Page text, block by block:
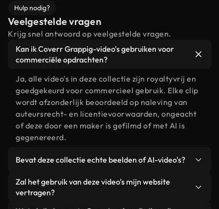
Hulp nodig?
Veelgestelde vragen
Krijg snel antwoord op veelgestelde vragen.
Kan ik Coverr Grappig-video's gebruiken voor
commerciële opdrachten?
Ja, alle video's in deze collectie zijn royaltyvrij en
goedgekeurd voor commercieel gebruik. Elke clip
wordt afzonderlijk beoordeeld op naleving van
auteursrecht- en licentievoorwaarden, ongeacht
of deze door een maker is gefilmd of met AI is
gegenereerd.
Bevat deze collectie echte beelden of AI-video's?
Beide. Dit is een hybride bibliotheek die bestaat
uit echte, door mensen gefilmde beelden van
Zal het gebruik van deze video's mijn website
vertragen?